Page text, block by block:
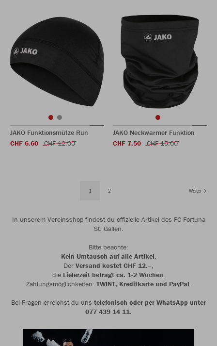
JAKO Funktionsmütze Run
CHF 6.60
CHF 12.00
JAKO Neckwarmer Funktion
CHF 7.50
CHF 15.00
1 2 Weiter
In unserem Vereinsshop findest du offizielle Artikel des FC Fortuna
St. Gallen.
Bitte beachte:
Kein Umtausch auf alle Artikel.
Der Versand kostet CHF 12.–,
dieLieferzeit beträgt ca. 1-2 Wochen.
Zahlungsmöglichkeiten: TWINT, Kreditkarte und PayPal.
Bei Fragen erreichst du uns telefonisch oder per WhatsApp unter
077 439 14 11.